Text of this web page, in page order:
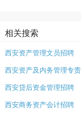
相关搜索
西安资产管理文员招聘
西安资产及内务管理专
西安贷后资金管理招聘
西安商务资产会计招聘